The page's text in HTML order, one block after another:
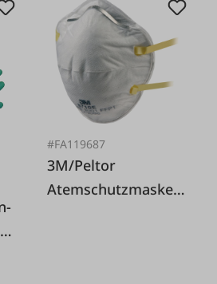
#FA119687
3M/Peltor
Atemschutzmaske